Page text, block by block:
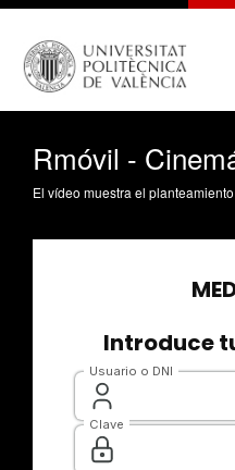
Rmóvil -